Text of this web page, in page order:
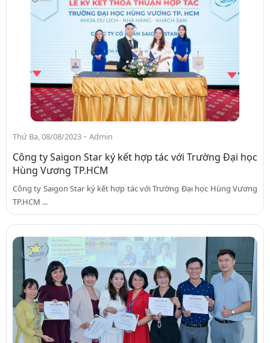
Thứ Ba, 08/08/2023 - Admin
Công ty Saigon Star ký kết hợp tác với Trường Đại học
Hùng Vương TP.HCM
Công ty Saigon Star ký kết hợp tác với Trường Đại học Hùng Vương
TP.HCM ...